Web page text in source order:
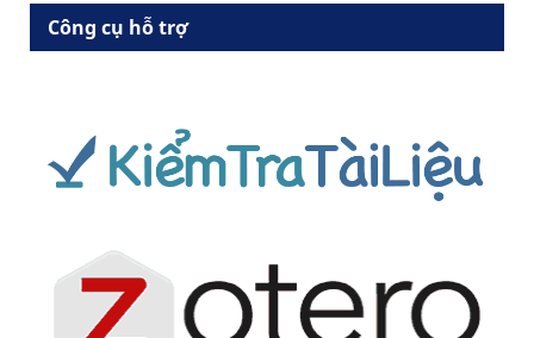
Công cụ hỗ trợ